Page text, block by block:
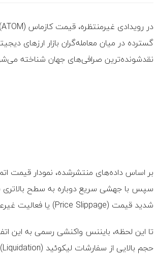
گسترده در میان معامله‌گران بازار ارزهای
نقدشونده‌ترین صرافی‌های جهان شناخته
سپس با جهشی سریع دوباره به سطح بالاتری
شدید قیمت (Price Slippage) یا فعالیت غیرعادی در سفارشات اهرمی عنوان کرده‌اند.
تا این لحظه، بایننس واکنشی رسمی به این
حجم بالایی از سفارشات لیکوئید (Liquidation) یا معاملات اهرمی به‌صورت هم‌زمان اجرا می‌شوند.